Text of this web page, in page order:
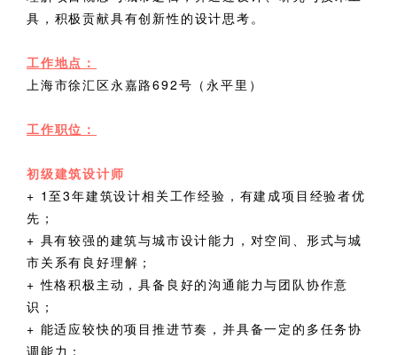
具，积极贡献具有创新性的设计思考。
工作地点：
上海市徐汇区永嘉路692号（永平里）
工作职位：
初级建筑设计师
+ 1至3年建筑设计相关工作经验，有建成项目经验者优
先；
+ 具有较强的建筑与城市设计能力，对空间、形式与城
市关系有良好理解；
+性格积极主动，具备良好的沟通能力与团队协作意
识；
+ 能适应较快的项目推进节奏，并具备一定的多任务协
调能力；